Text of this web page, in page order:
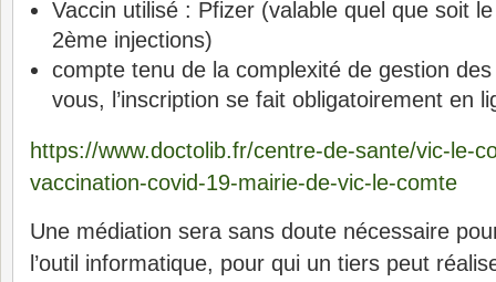
Vaccin utilisé : Pfizer (valable quel que soit
2ème injections)
compte tenu de la complexité de gestion
vous, l’inscription se fait obligatoirement en
https://www.doctolib.fr/centre-de-sante/vic-le-
vaccination-covid-19-mairie-de-vic-le-comte
Une médiation sera sans doute nécessaire
l’outil informatique, pour qui un tiers peut